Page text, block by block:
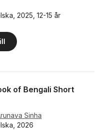
2025, 12-15 år
of Bengali Short
Sinha
2026